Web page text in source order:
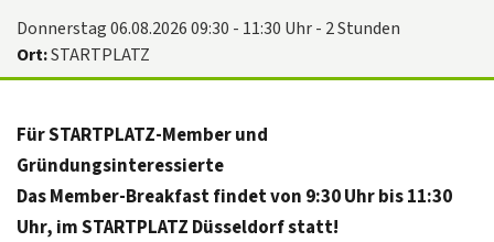
Donnerstag 06.08.2026 09:30 - 11:30 Uhr - 2 Stunden
Ort:STARTPLATZ
Für STARTPLATZ-Member und
Gründungsinteressierte
Das Member-Breakfast findet von 9:30 Uhr bis 11:30
Uhr, im STARTPLATZ Düsseldorf statt!